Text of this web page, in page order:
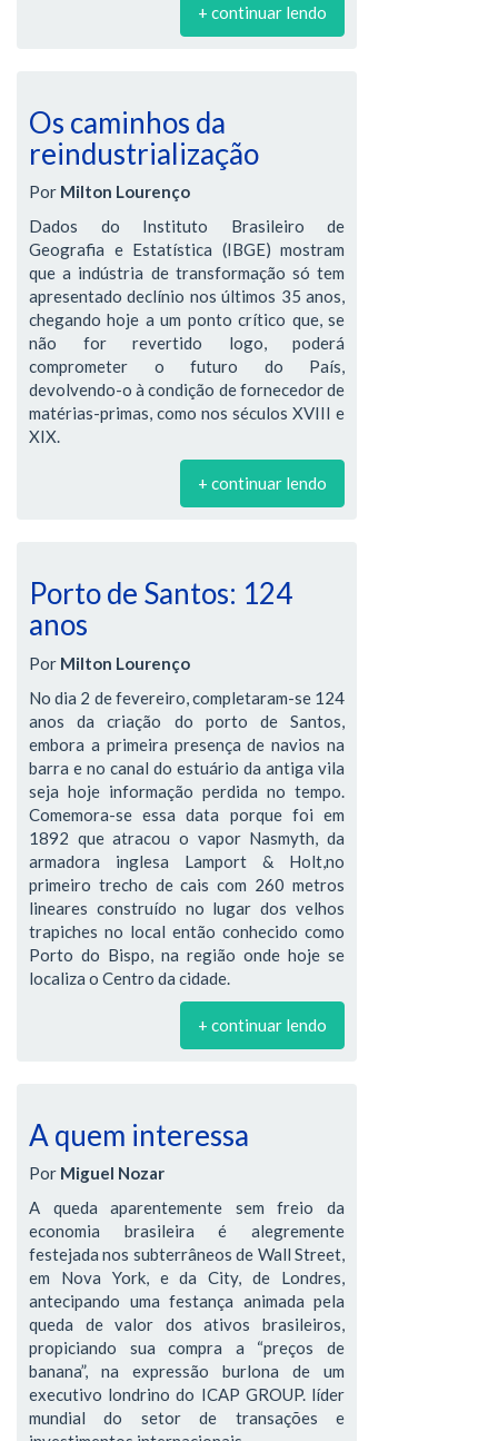
+ continuar lendo
Os caminhos da
reindustrialização
Por Milton Lourenço
Dados do Instituto Brasileiro de
Geografia e Estatística (IBGE) mostram
que a indústria de transformação só tem
apresentado declínio nos últimos 35 anos,
chegando hoje a um ponto crítico que, se
não for revertido logo, poderá
comprometer o futuro do País,
devolvendo-o à condição de fornecedor de
matérias-primas, como nos séculos XVIII e
XIX.
+ continuar lendo
Porto de Santos: 124
anos
Por Milton Lourenço
No dia 2 de fevereiro, completaram-se 124
anos da criação do porto de Santos,
embora a primeira presença de navios na
barra e no canal do estuário da antiga vila
seja hoje informação perdida no tempo.
Comemora-se essa data porque foi em
1892 que atracou o vapor Nasmyth, da
armadora inglesa Lamport & Holt,no
primeiro trecho de cais com 260 metros
lineares construído no lugar dos velhos
trapiches no local então conhecido como
Porto do Bispo, na região onde hoje se
localiza o Centro da cidade.
+ continuar lendo
A quem interessa
Por Miguel Nozar
A queda aparentemente sem freio da
economia brasileira é alegremente
festejada nos subterrâneos de Wall Street,
em Nova York, e da City, de Londres,
antecipando uma festança animada pela
queda de valor dos ativos brasileiros,
propiciando sua compra a “preços de
banana”, na expressão burlona de um
executivo londrino do ICAP GROUP. líder
mundial do setor de transações e